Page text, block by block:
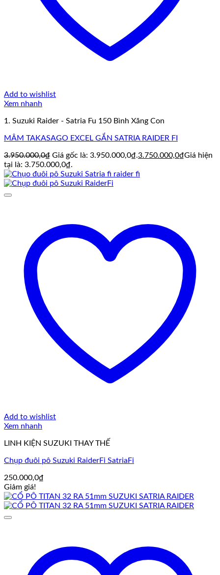
Add to wishlist
Xem nhanh
1. Suzuki Raider - Satria Fu 150 Bình Xăng Con
MÂM TAKASAGO EXCEL GẮN SATRIA RAIDER FI
3.950.000,0₫ Giá gốc là: 3.950.000,0₫.3.750.000,0₫Giá hiện
tại là: 3.750.000,0₫.
Add to wishlist
Xem nhanh
LINH KIỆN SUZUKI THAY THẾ
Chụp đuôi pô Suzuki RaiderFi SatriaFi
250.000,0₫
Giảm giá!